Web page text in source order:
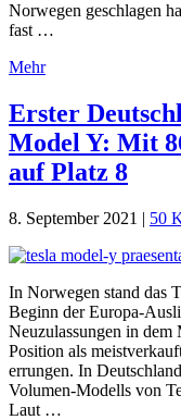
Norwegen geschlagen
fast …
Mehr
Erster
Model Y: Mit
auf Platz 8
8. September 2021 | 50
In Norwegen stand das
Beginn der Europa-
Neuzulassungen in dem
Position als
errungen. In
Volumen-Modells von
Laut …